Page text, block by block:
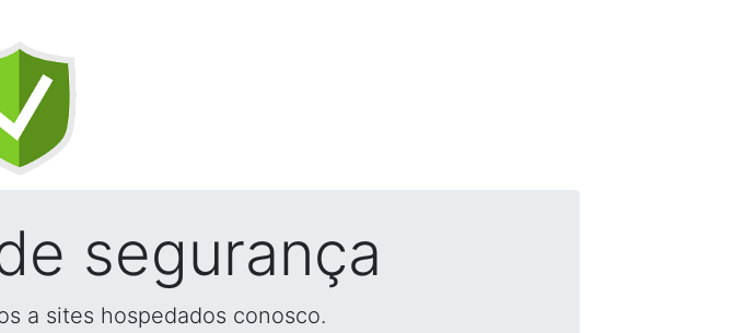
segurança
a sites hospedados conosco.